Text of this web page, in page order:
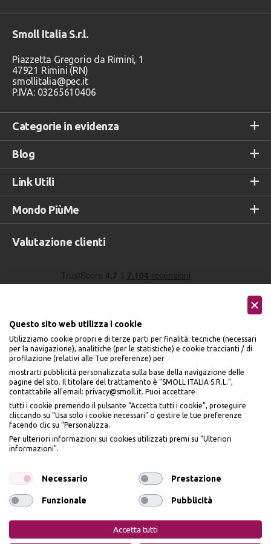
Categorie in evidenza
Blog
Link Utili
Mondo PiùMe
Smoll Italia S.r.l.
Piazzetta Gregorio da Rimini, 1
47921 Rimini (RN)
smollitalia@pec.it
P.IVA: 03265610406
Valutazione clienti
Accettiamo
Seguici sui social
Privacy Policy Cookie Policy
Questo sito web utilizza i cookie
Utilizziamo cookie propri e di terze parti per finalità: tecniche (necessari
per la navigazione), analitiche (per le statistiche) e cookie traccianti / di
profilazione (relativi alle Tue preferenze) per
mostrarti pubblicità personalizzata sulla base della navigazione delle
pagine del sito. Il titolare del trattamento è “SMOLL ITALIA S.R.L.”,
contattabile all'email: privacy@smoll.it. Puoi accettare
tutti i cookie premendo il pulsante “Accetta tutti i cookie”, proseguire
cliccando su “Usa solo i cookie necessari" o gestire le tue preferenze
facendo clic su “Personalizza.
Per ulteriori informazioni sui cookies utilizzati premi su "Ulteriori
informazioni".
Necessario Prestazione
Funzionale Pubblicità
Accetta tutti
BENVENUTO DA
PIÙME
IL10% DI SCONTO
dell’art. 13 del Reg UE 2016/679 e presto il mio consenso a ricevere email
promozionali. In qualsiasi momento è possibile revocare il consenso